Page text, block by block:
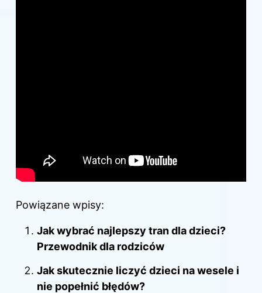
Powiązane wpisy:
Jak wybrać najlepszy tran dla dzieci?
Przewodnik dla rodziców
Jak skutecznie liczyć dzieci na wesele i
nie popełnić błędów?